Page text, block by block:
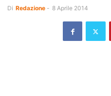
Di Redazione - 8 Aprile 2014